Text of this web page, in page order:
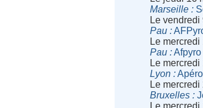
Marseille
Le
Pau
Le
Pau
Le
Lyon
Le
Bruxelles
Le